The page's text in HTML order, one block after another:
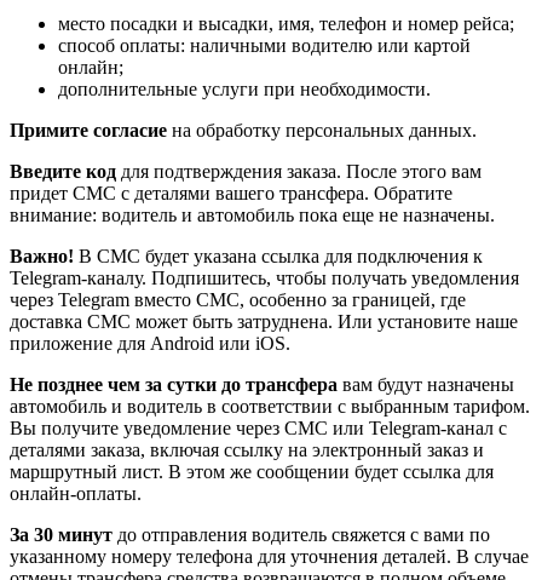
место посадки и высадки, имя, телефон и номер рейса;
способ оплаты: наличными водителю или картой
онлайн;
дополнительные услуги при необходимости.
Примите согласие на обработку персональных данных.
Введите код для подтверждения заказа. После этого вам
придет СМС с деталями вашего трансфера. Обратите
внимание: водитель и автомобиль пока еще не назначены.
Важно! В СМС будет указана ссылка для подключения к
Telegram-каналу. Подпишитесь, чтобы получать уведомления
через Telegram вместо СМС, особенно за границей, где
доставка СМС может быть затруднена. Или установите наше
приложение для Android или iOS.
Не позднее чем за сутки до трансфера вам будут назначены
автомобиль и водитель в соответствии с выбранным тарифом.
Вы получите уведомление через СМС или Telegram-канал с
деталями заказа, включая ссылку на электронный заказ и
маршрутный лист. В этом же сообщении будет ссылка для
онлайн-оплаты.
За 30 минут до отправления водитель свяжется с вами по
указанному номеру телефона для уточнения деталей. В случае